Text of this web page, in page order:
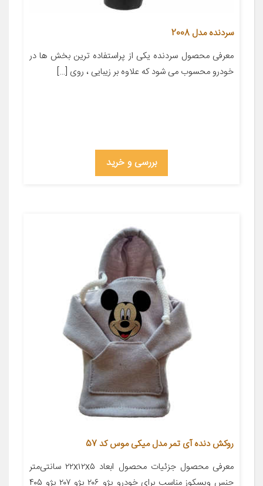
سردنده مدل 2008
معرفی محصول سردنده یکی از پراستفاده ترین بخش ها در
خودرو محسوب می شود که علاوه بر زیبایی ، روی […]
بررسی و خرید
روکش دنده آی تمر مدل میکی موس کد 57
معرفی محصول جزئیات محصول ابعاد ۲۲x۱۲x۵ سانتی‌متر
جنس ویسکوز مناسب برای خودرو پژو ۲۰۶ پژو ۲۰۷ پژو ۴۰۵